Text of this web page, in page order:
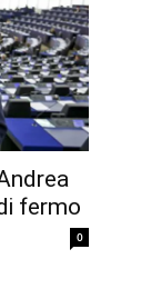
fermo
0